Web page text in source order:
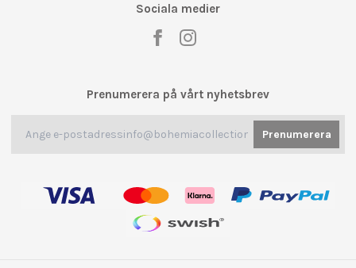
Sociala medier
Prenumerera på vårt nyhetsbrev
Prenumerera